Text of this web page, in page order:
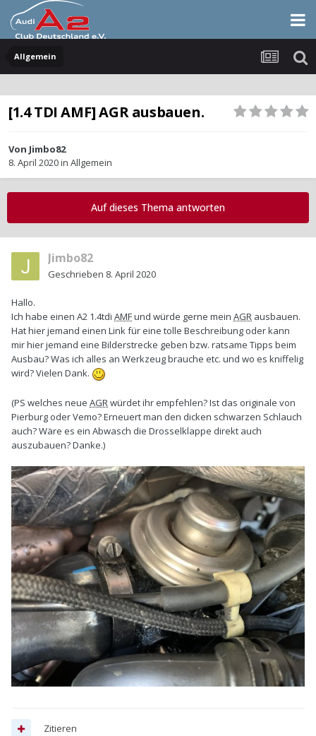
Allgemein
[1.4 TDI AMF] AGR ausbauen.
Von Jimbo82
8. April 2020in Allgemein
Auf dieses Thema antworten
Jimbo82
Geschrieben 8. April 2020
Hallo.
Ich habe einen A2 1.4tdi AMFund würde gerne mein AGR ausbauen.
Hat hier jemand einen Link für eine tolle Beschreibung oder kann
mir hier jemand eine Bilderstrecke geben bzw. ratsame Tipps beim
Ausbau? Was ich alles an Werkzeug brauche etc. und wo es kniffelig
wird? Vielen Dank.
(PS welches neue AGRwürdet ihr empfehlen? Ist das originale von
Pierburg oder Vemo? Erneuert man den dicken schwarzen Schlauch
auch? Wäre es ein Abwasch die Drosselklappe direkt auch
auszubauen? Danke.)
Zitieren